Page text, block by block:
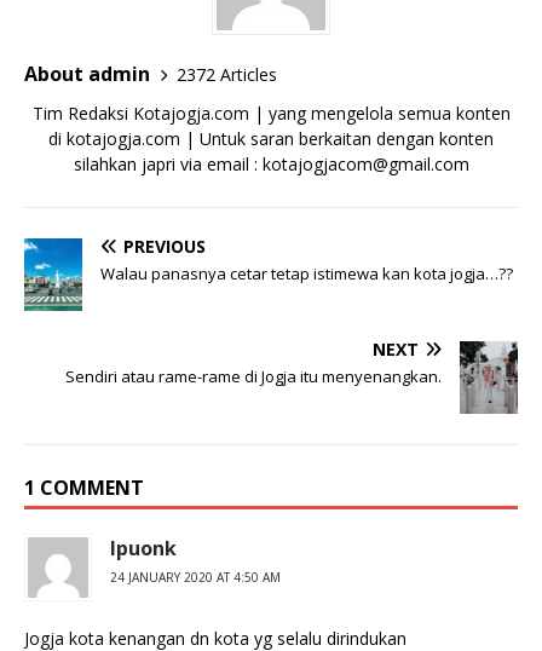
About admin
2372 Articles
Tim Redaksi Kotajogja.com | yang mengelola semua konten
di kotajogja.com | Untuk saran berkaitan dengan konten
silahkan japri via email : kotajogjacom@gmail.com
PREVIOUS
Walau panasnya cetar tetap istimewa kan kota jogja…??
NEXT
Sendiri atau rame-rame di Jogja itu menyenangkan.
1 COMMENT
Ipuonk
24 JANUARY 2020 AT 4:50 AM
Jogja kota kenangan dn kota yg selalu dirindukan